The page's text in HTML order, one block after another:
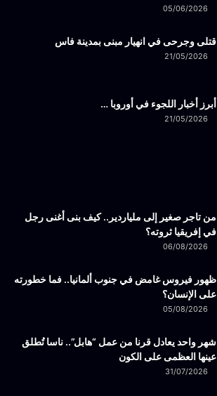
05/06/2026
قتلى وجرحى في انهيار مبنى بمدينة فاس
21/05/2026
أبرز أخبار اللجوء في أوروبا …
21/05/2026
من تاجر صغير إلى ملياردير.. كيف بنى أغنى رجل
في إفريقيا ثروته؟
06/08/2026
ظهور فيروس غامض في جنوب ألمانيا.. فما خطورته
على الإنسان؟
05/08/2026
شهر واحد يعادل قرنا من عمل “هابل”.. ناسا تُطلق
عينها العظمى على الكون
31/07/2026